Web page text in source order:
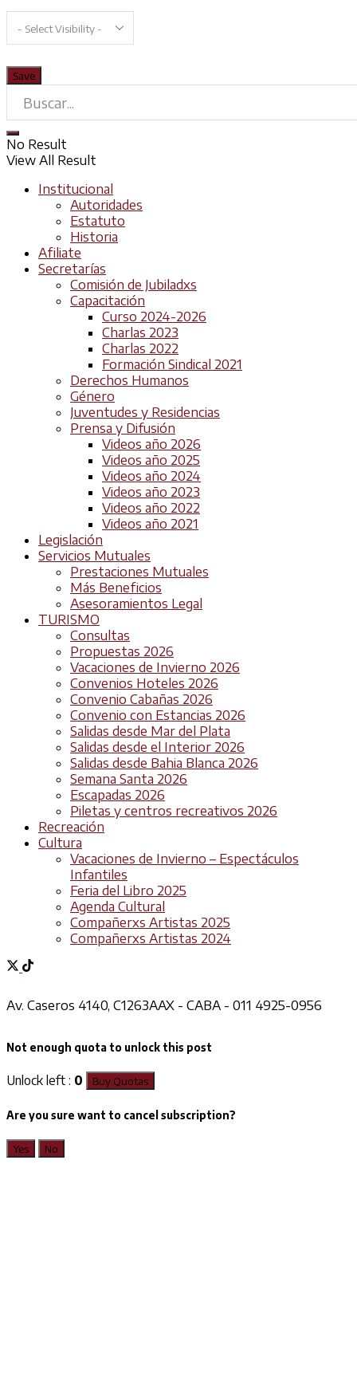
No Result
View All Result
Institucional
Autoridades
Estatuto
Historia
Afiliate
Secretarías
Comisión de Jubiladxs
Capacitación
Curso 2024-2026
Charlas 2023
Charlas 2022
Formación Sindical 2021
Derechos Humanos
Género
Juventudes y Residencias
Prensa y Difusión
Videos año 2026
Videos año 2025
Videos año 2024
Videos año 2023
Videos año 2022
Videos año 2021
Legislación
Servicios Mutuales
Prestaciones Mutuales
Más Beneficios
Asesoramientos Legal
TURISMO
Consultas
Propuestas 2026
Vacaciones de Invierno 2026
Convenios Hoteles 2026
Convenio Cabañas 2026
Convenio con Estancias 2026
Salidas desde Mar del Plata
Salidas desde el Interior 2026
Salidas desde Bahia Blanca 2026
Semana Santa 2026
Escapadas 2026
Piletas y centros recreativos 2026
Recreación
Cultura
Vacaciones de Invierno – Espectáculos
Infantiles
Feria del Libro 2025
Agenda Cultural
Compañerxs Artistas 2025
Compañerxs Artistas 2024
Av. Caseros 4140, C1263AAX - CABA - 011 4925-0956
Not enough quota to unlock this post
Unlock left : 0 Buy Quotas
Are you sure want to cancel subscription?
Yes No